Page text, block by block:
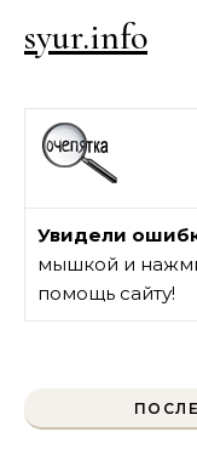
syur.info
Увидели
мышкой и
помощь сайту!